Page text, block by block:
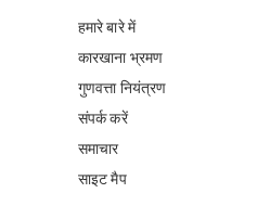
हमारे बारे में
कारखाना भ्रमण
गुणवत्ता नियंत्रण
संपर्क करें
समाचार
साइट मैप